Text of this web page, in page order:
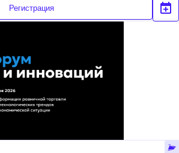
Регистрация